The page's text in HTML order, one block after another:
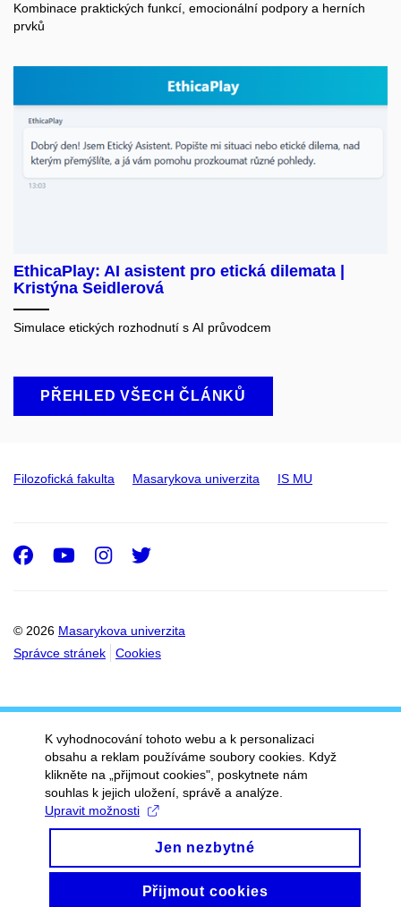
Kombinace praktických funkcí, emocionální podpory a herních
prvků
EthicaPlay: AI asistent pro etická dilemata |
Kristýna Seidlerová
Simulace etických rozhodnutí s AI průvodcem
PŘEHLED VŠECH ČLÁNKŮ
Filozofická fakulta Masarykova univerzita IS MU
© 2026 Masarykova univerzita
Správce stránek
Cookies
Facebook
Youtube
Instagram
Twitter
K vyhodnocování tohoto webu a k personalizaci
obsahu a reklam používáme soubory cookies. Když
klikněte na „přijmout cookies", poskytnete nám
souhlas k jejich uložení, správě a analýze.
Upravit možnosti
Jen nezbytné
Přijmout cookies